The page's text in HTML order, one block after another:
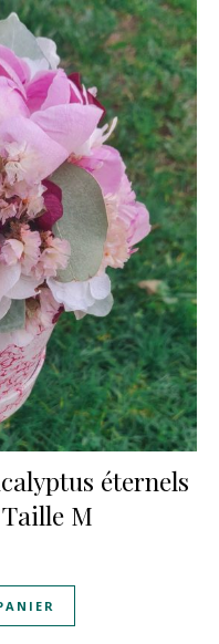
éternels
M